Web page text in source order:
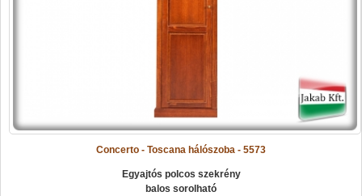
Concerto - Toscana hálószoba - 5573
Egyajtós polcos szekrény
balos sorolható